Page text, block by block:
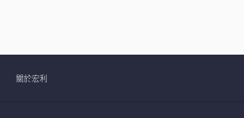
關於宏利